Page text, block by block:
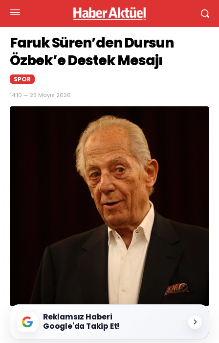
Faruk Süren’den Dursun
Özbek’e Destek Mesajı
SPOR
14:10 — 23 Mayıs 2026
Reklamsız Haberi
Google'da Takip Et!